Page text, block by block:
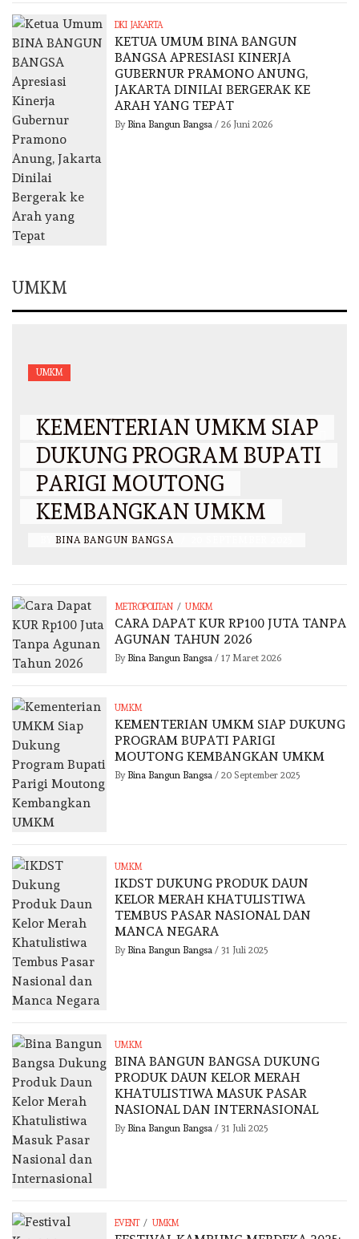
DKI JAKARTA
KETUA UMUM BINA BANGUN
BANGSA APRESIASI KINERJA
GUBERNUR PRAMONO ANUNG,
JAKARTA DINILAI BERGERAK KE
ARAH YANG TEPAT
By Bina Bangun Bangsa / 26 Juni 2026
UMKM
UMKM
KEMENTERIAN UMKM SIAP
DUKUNG PROGRAM BUPATI
PARIGI MOUTONG
KEMBANGKAN UMKM
BINA BANGUN BANGSA
METROPOLITAN / UMKM
CARA DAPAT KUR RP100 JUTA TANPA
AGUNAN TAHUN 2026
By Bina Bangun Bangsa / 17 Maret 2026
UMKM
KEMENTERIAN UMKM SIAP DUKUNG
PROGRAM BUPATI PARIGI
MOUTONG KEMBANGKAN UMKM
By Bina Bangun Bangsa / 20 September 2025
UMKM
IKDST DUKUNG PRODUK DAUN
KELOR MERAH KHATULISTIWA
TEMBUS PASAR NASIONAL DAN
MANCA NEGARA
By Bina Bangun Bangsa / 31 Juli 2025
UMKM
BINA BANGUN BANGSA DUKUNG
PRODUK DAUN KELOR MERAH
KHATULISTIWA MASUK PASAR
NASIONAL DAN INTERNASIONAL
By Bina Bangun Bangsa / 31 Juli 2025
EVENT / UMKM